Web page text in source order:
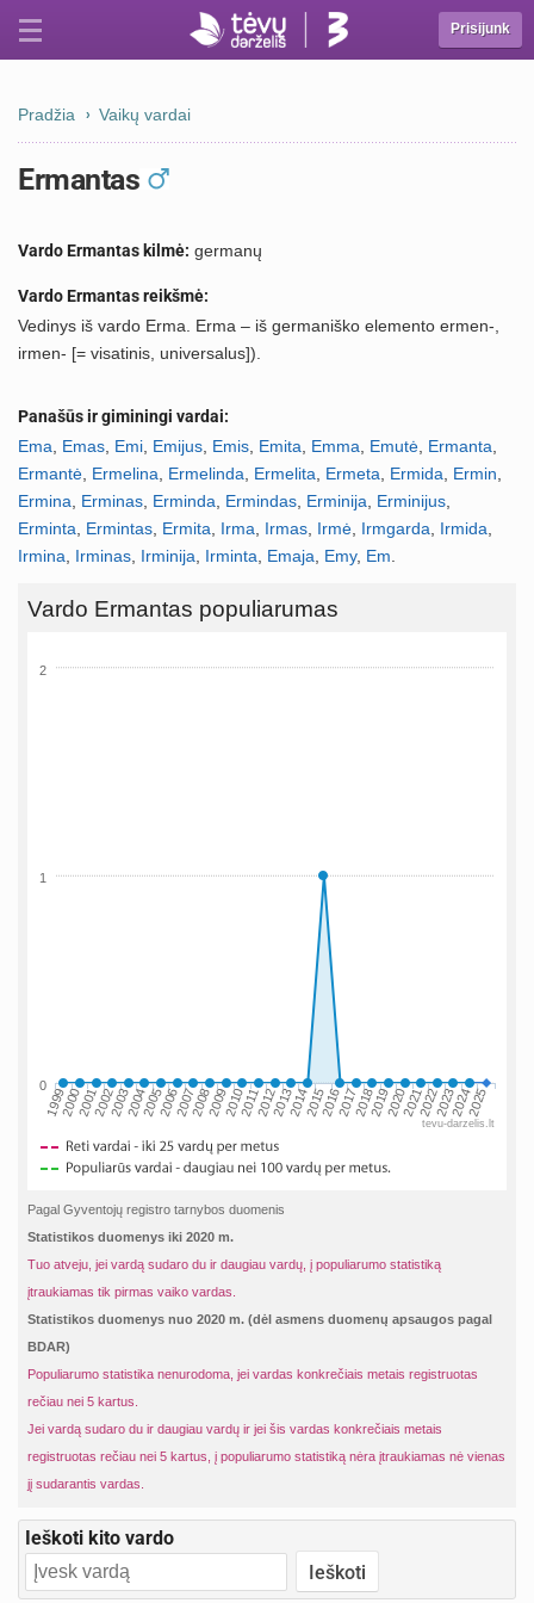
Prisijunk
Pradžia Vaikų vardai
Ermantas
Vardo Ermantas kilmė: germanų
Vardo Ermantas reikšmė:
Vedinys iš vardo Erma. Erma – iš germaniško elemento ermen-,
irmen- [= visatinis, universalus]).
Panašūs ir giminingi vardai:
Ema
Emas Emi Emijus Emis Emita Emma Emutė Ermanta
Ermantė Ermelina Ermelinda Ermelita Ermeta Ermida Ermin
Ermina
Erminas Erminda Ermindas Erminija Erminijus
Erminta
Ermintas Ermita Irma Irmas Irmė Irmgarda Irmida
Irmina
Irminas Irminija Irminta Emaja Emy, Em
Vardo Ermantas populiarumas
199920002001200220032004200520062007200820092010201120122013201420152016201720182019202020212022202320242025
0
1
2
tevu-darzelis.lt
Pagal Gyventojų registro tarnybos duomenis
Statistikos duomenys iki 2020 m.
Tuo atveju, jei vardą sudaro du ir daugiau vardų, į populiarumo statistiką
įtraukiamas tik pirmas vaiko vardas.
Statistikos duomenys nuo 2020 m. (dėl asmens duomenų apsaugos pagal
BDAR)
Populiarumo statistika nenurodoma, jei vardas konkrečiais metais registruotas
rečiau nei 5 kartus.
Jei vardą sudaro du ir daugiau vardų ir jei šis vardas konkrečiais metais
registruotas rečiau nei 5 kartus, į populiarumo statistiką nėra įtraukiamas nė vienas
jį sudarantis vardas.
Ieškoti kito vardo